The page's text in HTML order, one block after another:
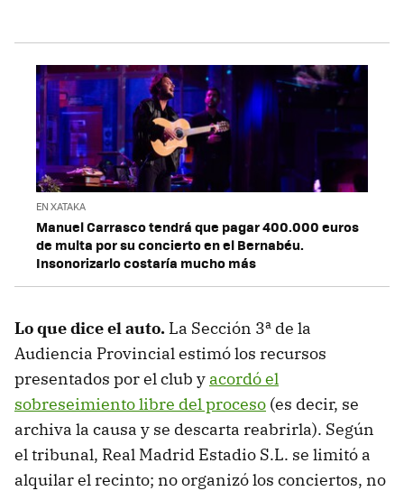
EN XATAKA
Manuel Carrasco tendrá que pagar 400.000 euros
de multa por su concierto en el Bernabéu.
Insonorizarlo costaría mucho más
Lo que dice el auto. La Sección 3ª de la
Audiencia Provincial estimó los recursos
presentados por el club y acordó el
sobreseimiento libre del proceso (es decir, se
archiva la causa y se descarta reabrirla). Según
el tribunal, Real Madrid Estadio S.L. se limitó a
alquilar el recinto; no organizó los conciertos, no